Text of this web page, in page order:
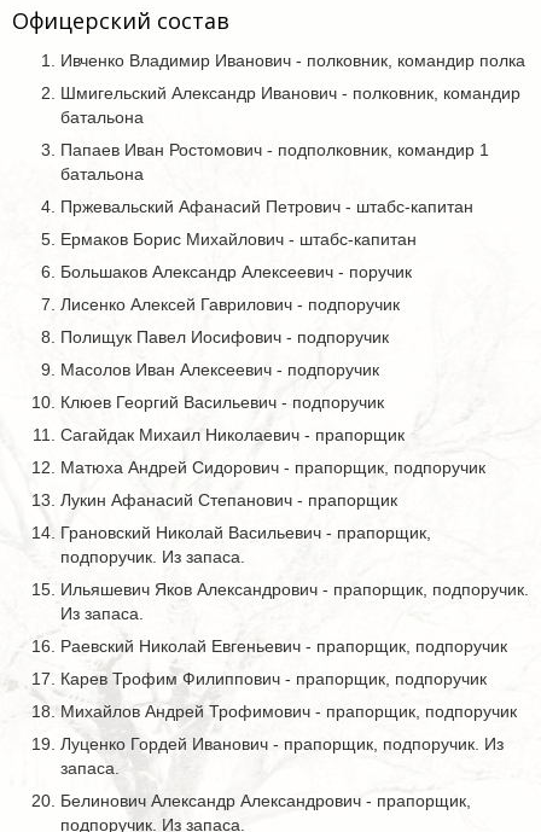
Офицерский состав
Ивченко Владимир Иванович - полковник, командир полка
Шмигельский Александр Иванович - полковник, командир
батальона
Папаев Иван Ростомович - подполковник, командир 1
батальона
Пржевальский Афанасий Петрович - штабс-капитан
Ермаков Борис Михайлович - штабс-капитан
Большаков Александр Алексеевич - поручик
Лисенко Алексей Гаврилович - подпоручик
Полищук Павел Иосифович - подпоручик
Масолов Иван Алексеевич - подпоручик
Клюев Георгий Васильевич - подпоручик
Сагайдак Михаил Николаевич - прапорщик
Матюха Андрей Сидорович - прапорщик, подпоручик
Лукин Афанасий Степанович - прапорщик
Грановский Николай Васильевич - прапорщик,
подпоручик. Из запаса.
Ильяшевич Яков Александрович - прапорщик, подпоручик.
Из запаса.
Раевский Николай Евгеньевич - прапорщик, подпоручик
Карев Трофим Филиппович - прапорщик, подпоручик
Михайлов Андрей Трофимович - прапорщик, подпоручик
Луценко Гордей Иванович - прапорщик, подпоручик. Из
запаса.
Белинович Александр Александрович - прапорщик,
подпоручик. Из запаса.